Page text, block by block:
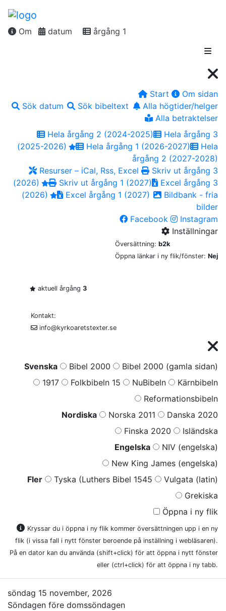
Om datum årgång 1
Start
Om sidan
Sök datum
Sök bibeltext
Alla högtider/helger
Alla betraktelser
Hela årgång 2 (2024-2025)
Hela årgång 3
(2025-2026)
Hela årgång 1 (2026-2027)
Hela
årgång 2 (2027-2028)
Resurser – iCal, Rss, Excel
Skriv ut årgång 3
(2026)
Skriv ut årgång 1 (2027)
Excel årgång 3
(2026)
Excel årgång 1 (2027)
Bildbank - fria
bilder
Facebook
Instagram
Inställningar
Översättning: b2k
Öppna länkar i ny flik/fönster: Nej
aktuell årgång 3
Kontakt:
info@kyrkoaretstexter.se
Svenska Bibel 2000
Bibel 2000 (gamla sidan)
1917
Folkbibeln 15 NuBibeln
Kärnbibeln
Reformationsbibeln
Nordiska
Norska 2011
Danska 2020
Finska 2020
Isländska
Engelska
NIV (engelska)
New King James (engelska)
Fler
Tyska (Luthers Bibel 1545
Vulgata (latin)
Grekiska
Öppna i ny flik
Kryssar du i öppna i ny flik kommer översättningen upp i en ny
flik (i vissa fall i nytt fönster beroende på inställning i webläsaren).
På en dator kan du använda (shift+click) för att öppna i nytt fönster
eller (ctrl+click) för att öppna i ny tabb.
söndag 15 november, 2026
Söndagen före domssöndagen